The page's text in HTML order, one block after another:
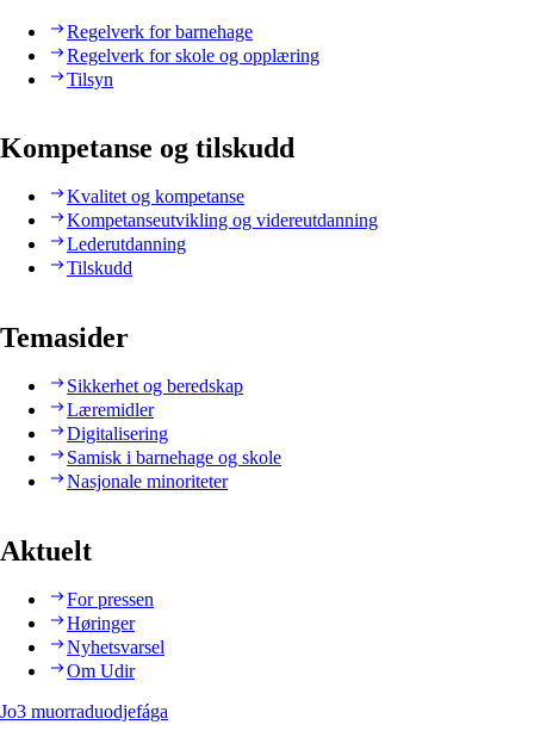
Regelverk for barnehage
Regelverk for skole og opplæring
Tilsyn
Kompetanse og tilskudd
Kvalitet og kompetanse
Kompetanseutvikling og videreutdanning
Lederutdanning
Tilskudd
Temasider
Sikkerhet og beredskap
Læremidler
Digitalisering
Samisk i barnehage og skole
Nasjonale minoriteter
Aktuelt
For pressen
Høringer
Nyhetsvarsel
Om Udir
Jo3 muorraduodjefága